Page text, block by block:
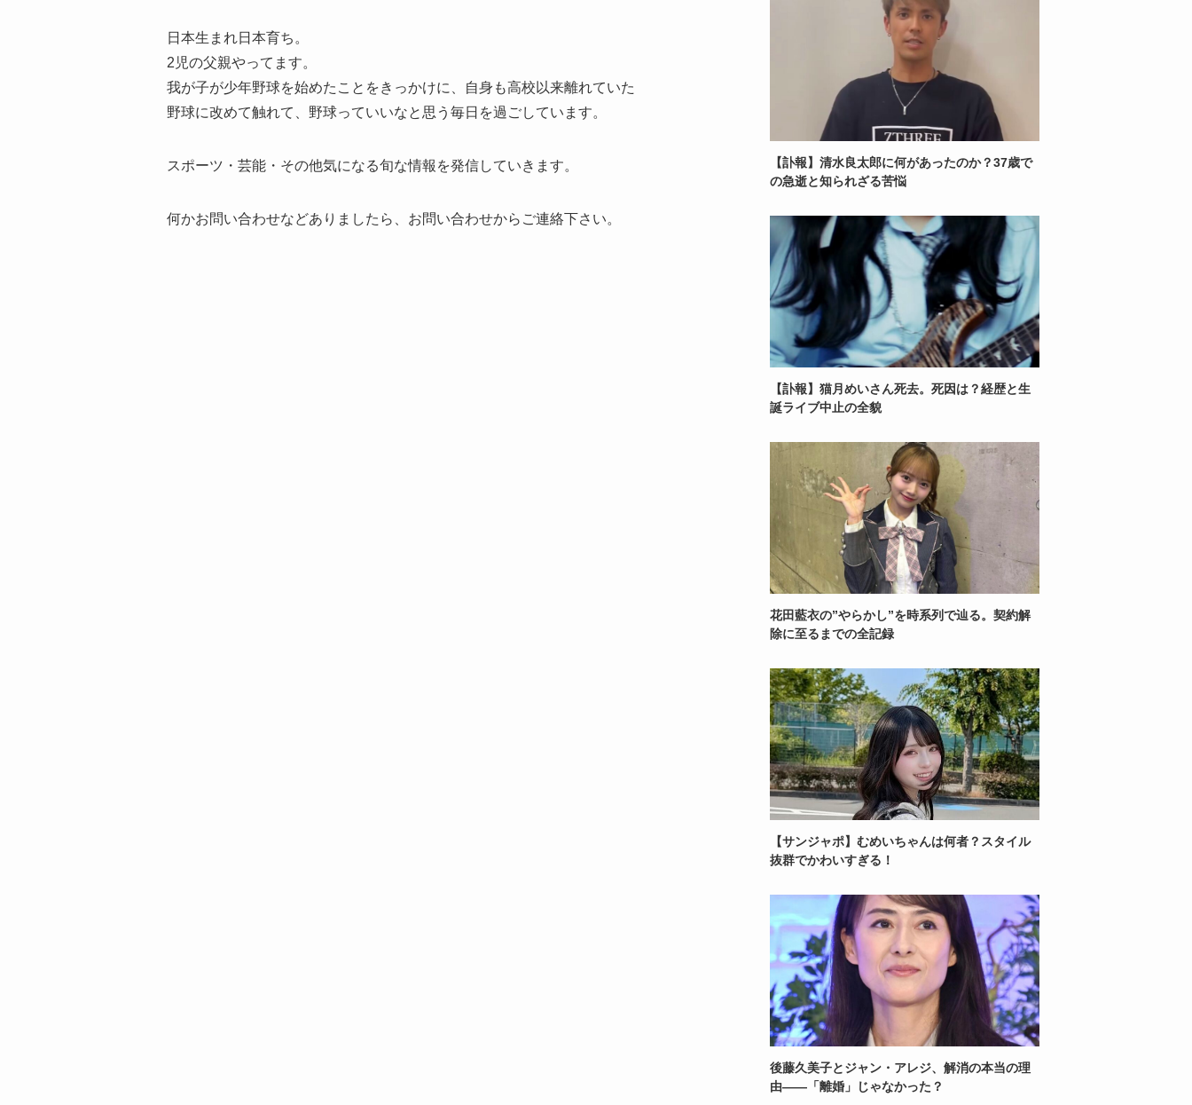
日本生まれ日本育ち。
2児の父親やってます。
我が子が少年野球を始めたことをきっかけに、自身も高校以来離れていた
野球に改めて触れて、野球っていいなと思う毎日を過ごしています。
スポーツ・芸能・その他気になる旬な情報を発信していきます。
何かお問い合わせなどありましたら、お問い合わせからご連絡下さい。
【訃報】清水良太郎に何があったのか？37歳で
の急逝と知られざる苦悩
【訃報】猫月めいさん死去。死因は？経歴と生
誕ライブ中止の全貌
花田藍衣の”やらかし”を時系列で辿る。契約解
除に至るまでの全記録
【サンジャポ】むめいちゃんは何者？スタイル
抜群でかわいすぎる！
後藤久美子とジャン・アレジ、解消の本当の理
由——「離婚」じゃなかった？